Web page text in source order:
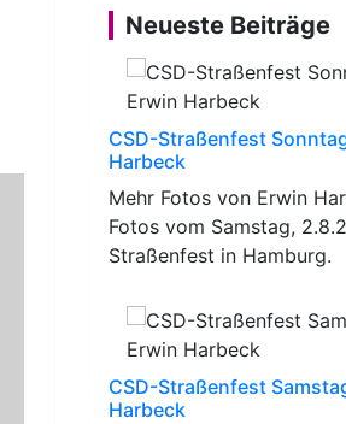
Neueste Beiträge
CSD-Straßenfest
Harbeck
Mehr Fotos von Erwin
Fotos vom Samstag,
Straßenfest in Hamburg.
CSD-Straßenfest
Harbeck